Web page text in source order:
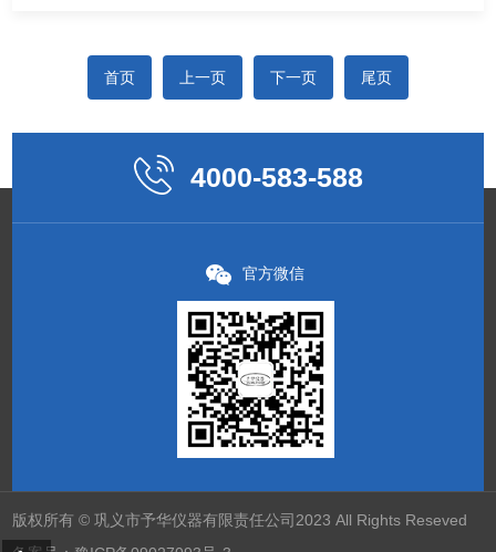
首页 上一页 下一页 尾页
4000-583-588
官方微信
版权所有 © 巩义市予华仪器有限责任公司2023 All Rights Reseved